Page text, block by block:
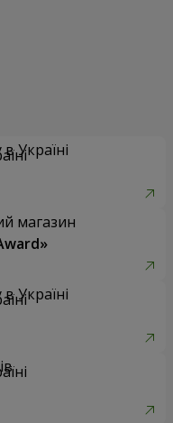
Україні
магазин
Україні